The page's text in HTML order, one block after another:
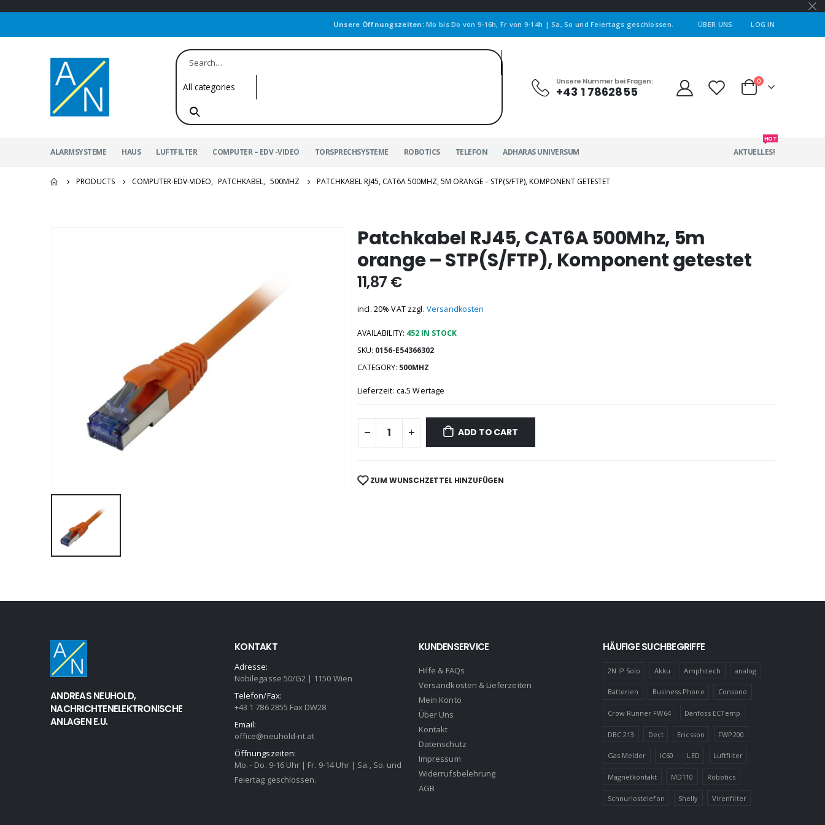
Unsere Öffnungszeiten:Mo bis Do von 9-16h, Fr von 9-14h | Sa, So und Feiertags geschlossen. ÜBER UNS LOG IN
Unsere Nummer bei Fragen:
+43 1 7862855
0
ALARMSYSTEME HAUS LUFTFILTER COMPUTER – EDV -VIDEO TORSPRECHSYSTEME ROBOTICS TELEFON ADHARAS UNIVERSUM AKTUELLES!
HOT
PRODUCTS COMPUTER-EDV-VIDEO, PATCHKABEL, 500MHZ PATCHKABEL RJ45, CAT6A 500MHZ, 5M ORANGE – STP(S/FTP), KOMPONENT GETESTET
Patchkabel RJ45, CAT6A 500Mhz, 5m
orange – STP(S/FTP), Komponent getestet
11,87 €
incl. 20% VAT zzgl. Versandkosten
AVAILABILITY: 452 IN STOCK
SKU: 0156-E54366302
CATEGORY: 500MHZ
Lieferzeit: ca.5 Wertage
ADD TO CART
ZUM WUNSCHZETTEL HINZUFÜGEN
ANDREAS NEUHOLD,
NACHRICHTENELEKTRONISCHE
ANLAGEN E.U.
KONTAKT
Adresse:
Nobilegasse 50/G2 | 1150 Wien
Telefon/Fax:
+43 1 786 2855 Fax DW28
Email:
office@neuhold-nt.at
Öffnungszeiten:
Mo. - Do. 9-16 Uhr | Fr. 9-14 Uhr | Sa., So. und
Feiertag geschlossen.
KUNDENSERVICE
Hilfe & FAQs
Versandkosten & Lieferzeiten
Mein Konto
Über Uns
Kontakt
Datenschutz
Impressum
Widerrufsbelehrung
AGB
HÄUFIGE SUCHBEGRIFFE
2N IP Solo Akku Amphitech analog
Batterien Business Phone Consono
Crow Runner FW64 Danfoss ECTemp
DBC 213 Dect Ericsson FWP200
Gas Melder IC60 LED Luftfilter
Magnetkontakt MD110 Robotics
Schnurlostelefon Shelly Virenfilter